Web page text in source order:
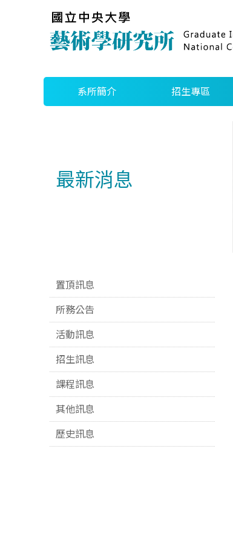
系所簡介 招生專區
最新消息
置頂訊息
所務公告
活動訊息
招生訊息
課程訊息
其他訊息
歷史訊息